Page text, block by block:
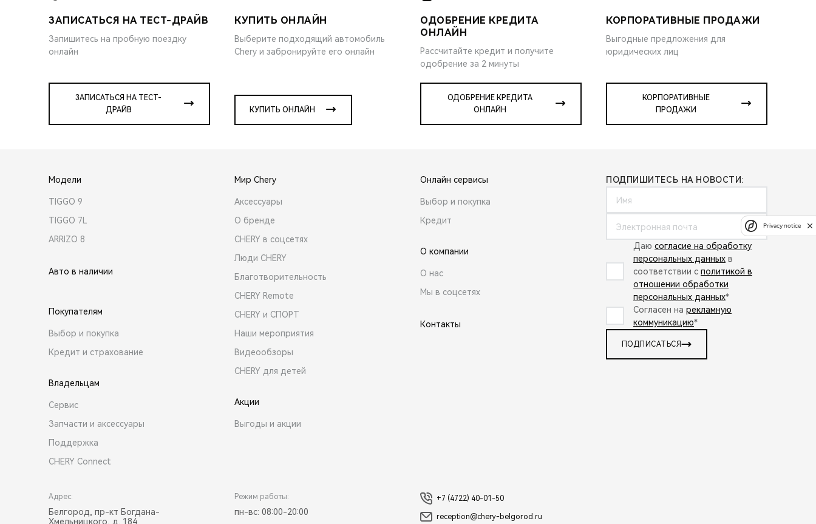
ЗАПИСАТЬСЯ НА ТЕСТ-ДРАЙВ
Запишитесь на пробную поездку
онлайн
ЗАПИСАТЬСЯ НА ТЕСТ-
ДРАЙВ
КУПИТЬ ОНЛАЙН
Выберите подходящий автомобиль
Chery и забронируйте его онлайн
КУПИТЬ ОНЛАЙН
ОДОБРЕНИЕ КРЕДИТА
ОНЛАЙН
Рассчитайте кредит и получите
одобрение за 2 минуты
ОДОБРЕНИЕ КРЕДИТА
ОНЛАЙН
КОРПОРАТИВНЫЕ ПРОДАЖИ
Выгодные предложения для
юридических лиц
КОРПОРАТИВНЫЕ
ПРОДАЖИ
Модели
TIGGO 9
TIGGO 7L
ARRIZO 8
Авто в наличии
Покупателям
Выбор и покупка
Кредит и страхование
Владельцам
Сервис
Запчасти и аксессуары
Поддержка
CHERY Connect
Мир Chery
Аксессуары
О бренде
CHERY в соцсетях
Люди CHERY
Благотворительность
CHERY Remote
CHERY и СПОРТ
Наши мероприятия
Видеообзоры
CHERY для детей
Акции
Выгоды и акции
Онлайн сервисы
Выбор и покупка
Кредит
О компании
О нас
Мы в соцсетях
Контакты
ПОДПИШИТЕСЬ НА НОВОСТИ:
Даю согласие на обработку
персональных данных в
соответствии с политикой в
отношении обработки
персональных данных*
Согласен на рекламную
коммуникацию*
ПОДПИСАТЬСЯ
Адрес:
Белгород, пр-кт Богдана-
Хмельницкого, д. 184
Режим работы:
пн-вс: 08:00-20:00
+7 (4722) 40-01-50
reception@chery-belgorod.ru
Privacy notice